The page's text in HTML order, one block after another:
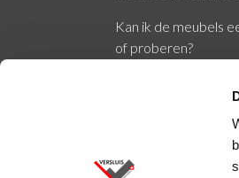
Kan ik de meubels
of proberen?